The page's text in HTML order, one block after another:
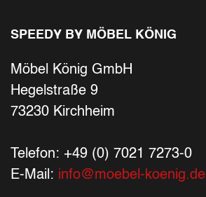
SPEEDY BY MÖBEL KÖNIG
Möbel König GmbH
Hegelstraße 9
73230 Kirchheim
Telefon: +49 (0) 7021 7273-0
E-Mail: info@moebel-koenig.de